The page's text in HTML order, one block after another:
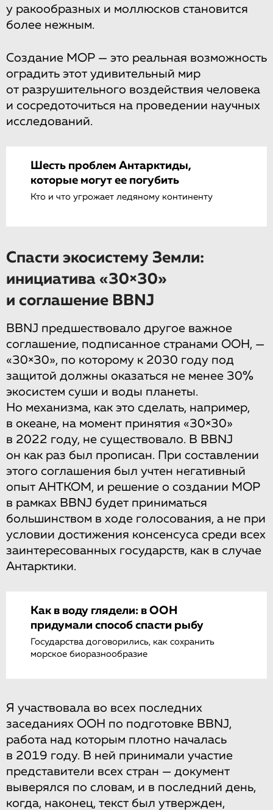
у ракообразных и моллюсков становится
более нежным.
Создание МОР — это реальная возможность
оградить этот удивительный мир
от разрушительного воздействия человека
и сосредоточиться на проведении научных
исследований.
Шесть проблем Антарктиды,
которые могут ее погубить
Кто и что угрожает ледяному континенту
Спасти экосистему Земли:
инициатива «30×30»
и соглашение BBNJ
BBNJ предшествовало другое важное
соглашение, подписанное странами ООН, —
«30×30», по которому к 2030 году под
защитой должны оказаться не менее 30%
экосистем суши и воды планеты.
Но механизма, как это сделать, например,
в океане, на момент принятия «30×30»
в 2022 году, не существовало. В BBNJ
он как раз был прописан. При составлении
этого соглашения был учтен негативный
опыт АНТКОМ, и решение о создании МОР
в рамках BBNJ будет приниматься
большинством в ходе голосования, а не при
условии достижения консенсуса среди всех
заинтересованных государств, как в случае
Антарктики.
Как в воду глядели: в ООН
придумали способ спасти рыбу
Государства договорились, как сохранить
морское биоразнообразие
Я участвовала во всех последних
заседаниях ООН по подготовке BBNJ,
работа над которым плотно началась
в 2019 году. В ней принимали участие
представители всех стран — документ
выверялся по словам, и в последний день,
когда, наконец, текст был утвержден,